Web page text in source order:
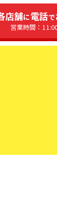
店舗に電話で
営業時間：